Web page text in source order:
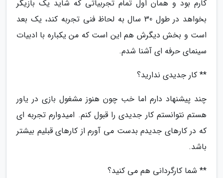
کارم بود و همان اول تمام تجربیاتی که شاید یک بازیگر
بخواهد در طول 30 سال به لحاظ فنی تجربه کند، یک بعد
است و بخش دیگرش هم این است که من یکباره با ادبیات
سینمای حرفه ای آشنا شدم.
** کار جدیدی ندارید؟
چند پیشنهاد دارم اما خب چون هنوز مشغول بازی در یاور
هستم نتوانستم کار جدیدی را قبول کنم. امیدوارم تجربه ای
که در کارهای جدیدم بدست می آورم از کارهای قبلیم بیشتر
باشد.
** شما کارگردانی هم می کنید؟